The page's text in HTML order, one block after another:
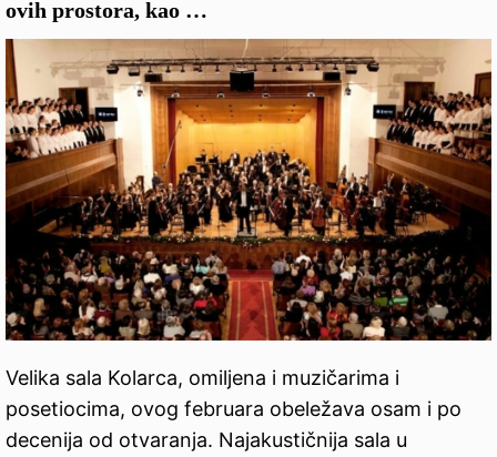
ovih prostora, kao …
Velika sala Kolarca, omiljena i muzičarima i
posetiocima, ovog februara obeležava osam i po
decenija od otvaranja. Najakustičnija sala u